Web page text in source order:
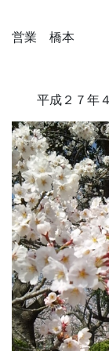
営業 橋本
平成２７年